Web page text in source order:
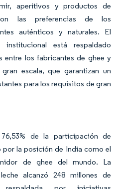
aperitivos y productos de
las preferencias de los
auténticos y naturales. El
está respaldado
entre los fabricantes de ghee y
escala, que garantizan un
para los requisitos de gran
de la participación de
la posición de India como el
de ghee del mundo. La
alcanzó 248 millones de